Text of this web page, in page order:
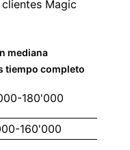
Magic
mediana
tiempo completo
180'000
160'000